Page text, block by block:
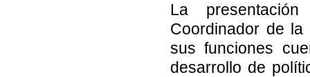
La
Coordinador de
sus funciones
desarrollo de